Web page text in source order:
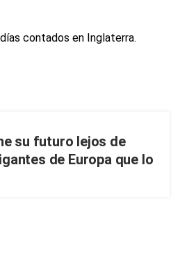
su futuro lejos de
de Europa que lo